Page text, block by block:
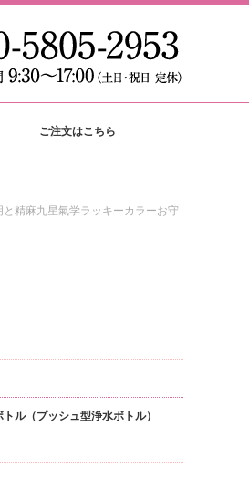
ご注文はこちら
精麻九星氣学ラッキーカラーお守
ル（プッシュ型浄水ボトル）